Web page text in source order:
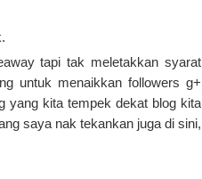
tapi tak meletakkan syarat
untuk menaikkan followers g+
yang kita tempek dekat blog kita
saya nak tekankan juga di sini,